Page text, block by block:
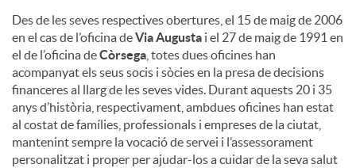
u
t
s
Des de les seves respectives obertures, el 15 de maig de 2006
en el cas de l’oficina deVia Augusta i el 27 de maig de 1991 en
el de l’oficina deCòrsega , totes dues oficines han
acompanyat els seus socis i sòcies en la presa de decisions
financeres al llarg de les seves vides. Durant aquests 20 i 35
anys d’història, respectivament, ambdues oficines han estat
al costat de famílies, professionals i empreses de la ciutat,
mantenint sempre la vocació de servei i l’assessorament
personalitzat i proper per ajudar-los a cuidar de la seva salut